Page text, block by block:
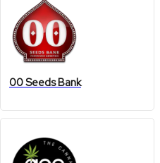
00 Seeds Bank